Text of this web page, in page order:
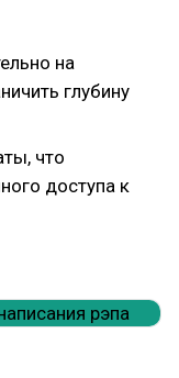
на
глубину
что
доступа к